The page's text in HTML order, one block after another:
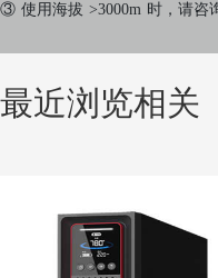
③ 使用海拔 >3000m 时，请咨
最近浏览相关